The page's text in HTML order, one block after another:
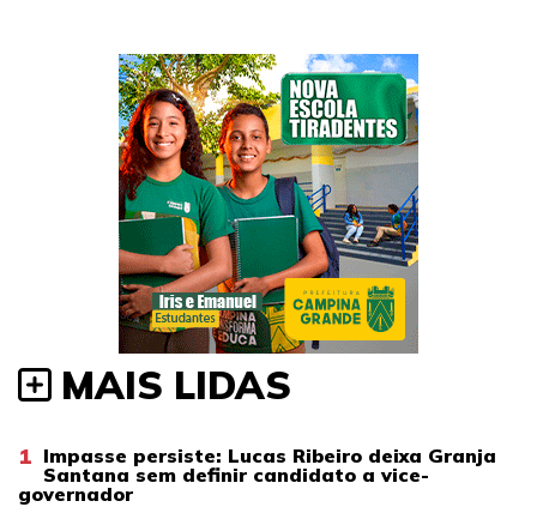
MAIS LIDAS
1 Impasse persiste: Lucas Ribeiro deixa Granja
Santana sem definir candidato a vice-
governador